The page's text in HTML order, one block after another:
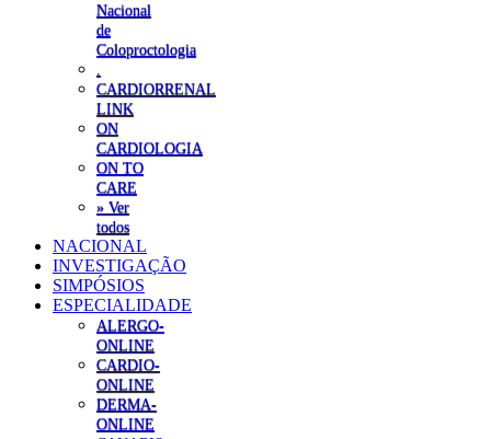
Nacional
de
Coloproctologia
CARDIORRENAL
LINK
ON
CARDIOLOGIA
ON TO
CARE
» Ver
todos
NACIONAL
INVESTIGAÇÃO
SIMPÓSIOS
ESPECIALIDADE
ALERGO-
ONLINE
CARDIO-
ONLINE
DERMA-
ONLINE